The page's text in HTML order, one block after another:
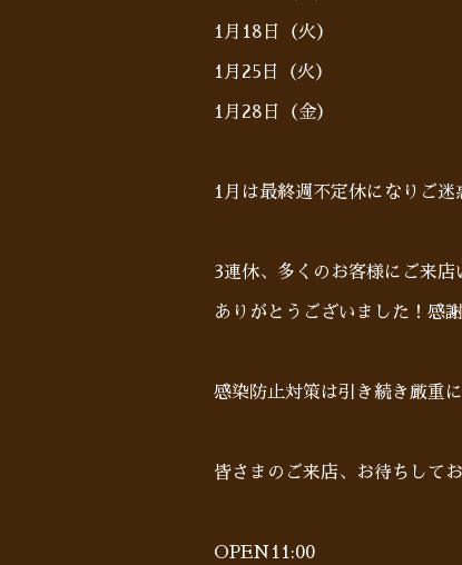
1月18日（火）
1月25日（火）
1月28日（金）
1月は最終週不定休になりご
3連休、多くのお客様にご来店
ありがとうございました！感
感染防止対策は引き続き厳重
皆さまのご来店、お待ちして
OPEN11:00